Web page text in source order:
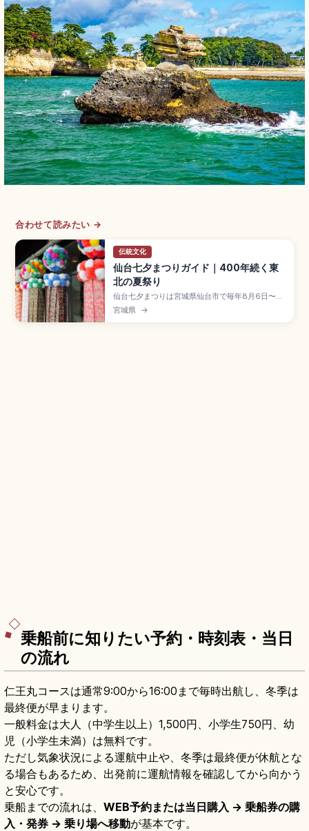
合わせて読みたい →
伝統文化
仙台七夕まつりガイド｜400年続く東
北の夏祭り
仙台七夕まつりは宮城県仙台市で毎年8月6日〜8
日に開催される伝統行事で、仙台藩祖・伊達政宗
が技芸上達を願って奨励したのが始まりとされる
宮城県 →
乗船前に知りたい予約・時刻表・当日
の流れ
仁王丸コースは通常9:00から16:00まで毎時出航し、冬季は
最終便が早まります。
一般料金は大人（中学生以上）1,500円、小学生750円、幼
児（小学生未満）は無料です。
ただし気象状況による運航中止や、冬季は最終便が休航とな
る場合もあるため、出発前に運航情報を確認してから向かう
と安心です。
乗船までの流れは、 WEB予約または当日購入 → 乗船券の購
入・発券 → 乗り場へ移動が基本です。